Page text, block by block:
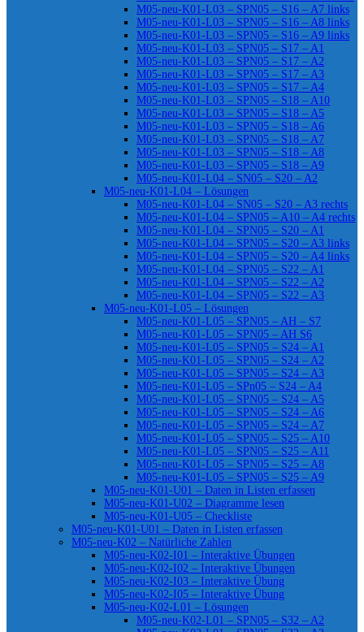
M05-neu-K01-L03 – SPN05 – S16 – A7 links
M05-neu-K01-L03 – SPN05 – S16 – A8 links
M05-neu-K01-L03 – SPN05 – S16 – A9 links
M05-neu-K01-L03 – SPN05 – S17 – A1
M05-neu-K01-L03 – SPN05 – S17 – A2
M05-neu-K01-L03 – SPN05 – S17 – A3
M05-neu-K01-L03 – SPN05 – S17 – A4
M05-neu-K01-L03 – SPN05 – S18 – A10
M05-neu-K01-L03 – SPN05 – S18 – A5
M05-neu-K01-L03 – SPN05 – S18 – A6
M05-neu-K01-L03 – SPN05 – S18 – A7
M05-neu-K01-L03 – SPN05 – S18 – A8
M05-neu-K01-L03 – SPN05 – S18 – A9
M05-neu-K01-L04 – SN05 – S20 – A2
M05-neu-K01-L04 – Lösungen
M05-neu-K01-L04 – SN05 – S20 – A3 rechts
M05-neu-K01-L04 – SPN05 – A10 – A4 rechts
M05-neu-K01-L04 – SPN05 – S20 – A1
M05-neu-K01-L04 – SPN05 – S20 – A3 links
M05-neu-K01-L04 – SPN05 – S20 – A4 links
M05-neu-K01-L04 – SPN05 – S22 – A1
M05-neu-K01-L04 – SPN05 – S22 – A2
M05-neu-K01-L04 – SPN05 – S22 – A3
M05-neu-K01-L05 – Lösungen
M05-neu-K01-L05 – SPN05 – AH – S7
M05-neu-K01-L05 – SPN05 – AH S6
M05-neu-K01-L05 – SPN05 – S24 – A1
M05-neu-K01-L05 – SPN05 – S24 – A2
M05-neu-K01-L05 – SPN05 – S24 – A3
M05-neu-K01-L05 – SPn05 – S24 – A4
M05-neu-K01-L05 – SPN05 – S24 – A5
M05-neu-K01-L05 – SPN05 – S24 – A6
M05-neu-K01-L05 – SPN05 – S24 – A7
M05-neu-K01-L05 – SPN05 – S25 – A10
M05-neu-K01-L05 – SPN05 – S25 – A11
M05-neu-K01-L05 – SPN05 – S25 – A8
M05-neu-K01-L05 – SPN05 – S25 – A9
M05-neu-K01-U01 – Daten in Listen erfassen
M05-neu-K01-U02 – Diagramme lesen
M05-neu-K01-U05 – Checkliste
M05-neu-K01-U01 – Daten in Listen erfassen
M05-neu-K02 – Natürliche Zahlen
M05-neu-K02-I01 – Interaktive Übungen
M05-neu-K02-I02 – Interaktive Übungen
M05-neu-K02-I03 – Interaktive Übung
M05-neu-K02-I05 – Interaktive Übung
M05-neu-K02-L01 – Lösungen
M05-neu-K02-L01 – SPN05 – S32 – A2